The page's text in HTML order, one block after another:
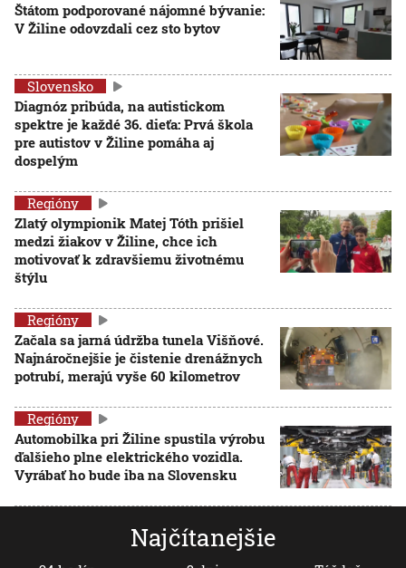
Štátom podporované nájomné bývanie:
V Žiline odovzdali cez sto bytov
Slovensko
Diagnóz pribúda, na autistickom
spektre je každé 36. dieťa: Prvá škola
pre autistov v Žiline pomáha aj
dospelým
Regióny
Zlatý olympionik Matej Tóth prišiel
medzi žiakov v Žiline, chce ich
motivovať k zdravšiemu životnému
štýlu
Regióny
Začala sa jarná údržba tunela Višňové.
Najnáročnejšie je čistenie drenážnych
potrubí, merajú vyše 60 kilometrov
Regióny
Automobilka pri Žiline spustila výrobu
ďalšieho plne elektrického vozidla.
Vyrábať ho bude iba na Slovensku
Najčítanejšie